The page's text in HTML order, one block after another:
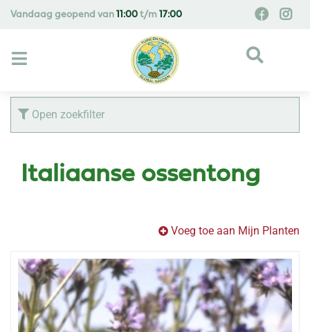
Vandaag geopend van 11:00 t/m 17:00
Open zoekfilter
Italiaanse ossentong
Voeg toe aan Mijn Planten